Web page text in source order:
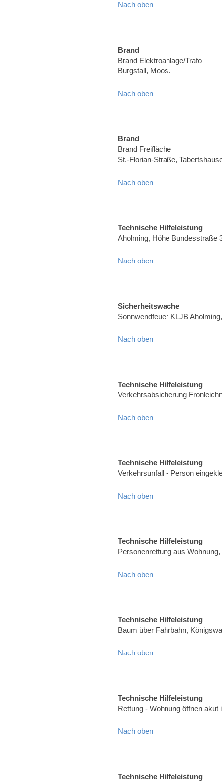
Nach oben
Brand
Brand Elektroanlage/Trafo
Burgstall, Moos.
Nach oben
Brand
Brand Freifläche
St.-Florian-Straße,
Nach oben
Technische Hilfeleistung
Aholming, Höhe Bundesstraße
Nach oben
Sicherheitswache
Sonnwendfeuer KLJB
Nach oben
Technische Hilfeleistung
Verkehrsabsicherung
Nach oben
Technische Hilfeleistung
Verkehrsunfall - Person
Nach oben
Technische Hilfeleistung
Personenrettung aus
Nach oben
Technische Hilfeleistung
Baum über Fahrbahn,
Nach oben
Technische Hilfeleistung
Rettung - Wohnung öffnen
Nach oben
Technische Hilfeleistung